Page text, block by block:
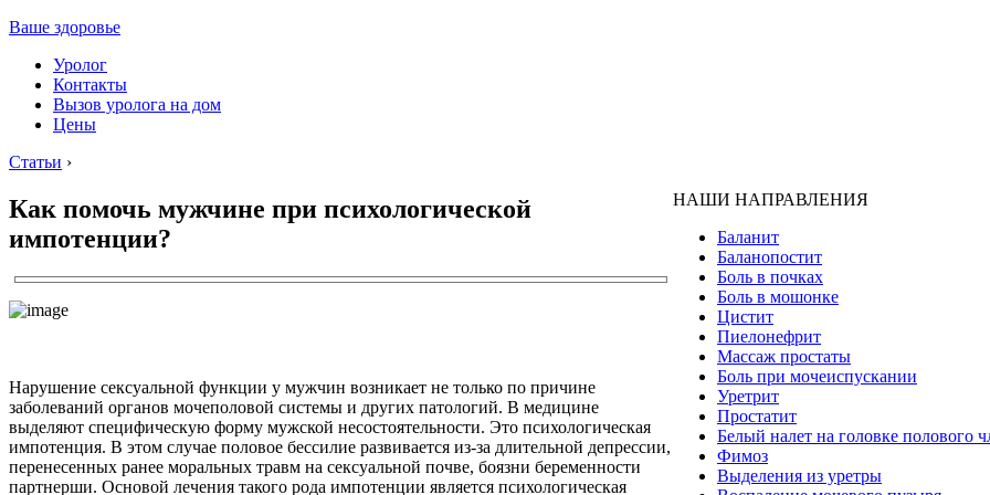
Ваше здоровье
Уролог
Контакты
Вызов уролога на дом
Цены
Статьи ›
Как помочь мужчине при психологической
импотенции?
Нарушение сексуальной функции у мужчин возникает не только по причине
заболеваний органов мочеполовой системы и других патологий. В медицине
выделяют специфическую форму мужской несостоятельности. Это психологическая
импотенция. В этом случае половое бессилие развивается из-за длительной депрессии,
перенесенных ранее моральных травм на сексуальной почве, боязни беременности
партнерши. Основой лечения такого рода импотенции является психологическая
НАШИ НАПРАВЛЕНИЯ
Баланит
Баланопостит
Боль в почках
Боль в мошонке
Цистит
Пиелонефрит
Массаж простаты
Боль при мочеиспускании
Уретрит
Простатит
Белый налет на головке полового
Фимоз
Выделения из уретры